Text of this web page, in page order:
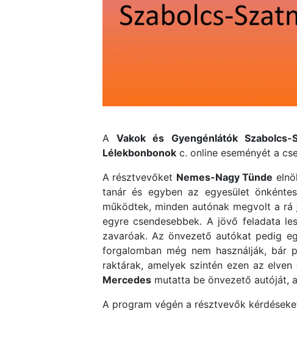
AVakok és Gyengénlátók
Lélekbonbonok c. online eseményét a
A résztvevőket Nemes-Nagy Tünde
tanár és egyben az egyesület
működtek, minden autónak megvolt a
egyre csendesebbek. A jövő feladata
zavaróak. Az önvezető autókat pedig
forgalomban még nem használják,
raktárak, amelyek szintén ezen az
Mercedes mutatta be önvezető autóját,
A program végén a résztvevők